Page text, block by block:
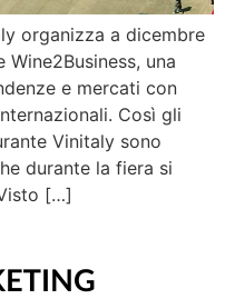
organizza a dicembre
una
e mercati con
Così gli
Vinitaly sono
durante la fiera si
[…]